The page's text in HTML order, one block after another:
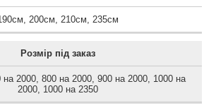
200см 210см 235см
Розмір під заказ
на 2000 800 на 2000 900 на 2000 1000 на
2000 1000 на 2350